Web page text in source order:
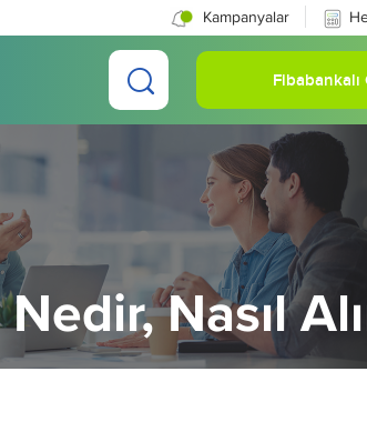
Nasıl
Kampanyalar
Fibabankalı